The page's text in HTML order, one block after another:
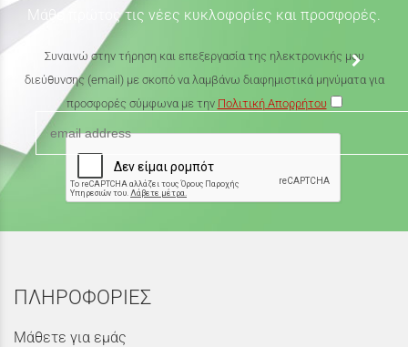
Μάθε πρώτος τις νέες κυκλοφορίες και προσφορές.
Συναινώ στην τήρηση και επεξεργασία της ηλεκτρονικής μου
διεύθυνσης (email) με σκοπό να λαμβάνω διαφημιστικά μηνύματα για
προσφορές σύμφωνα με την Πολιτική Απορρήτου
ΠΛΗΡΟΦΟΡΙΕΣ
Μάθετε για εμάς